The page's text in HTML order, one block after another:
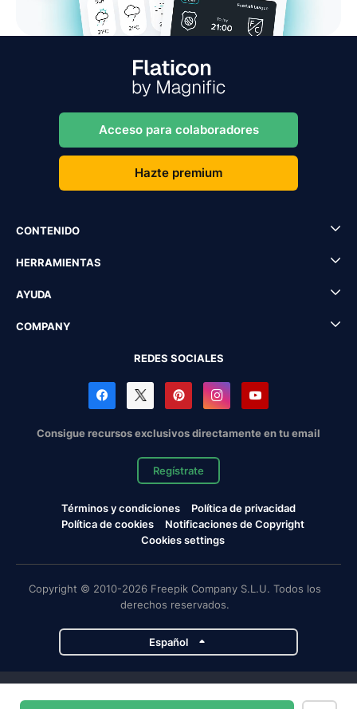
Acceso para colaboradores
Hazte premium
CONTENIDO
HERRAMIENTAS
AYUDA
COMPANY
REDES SOCIALES
Consigue recursos exclusivos directamente en tu email
Regístrate
Términos y condiciones
Política de privacidad
Política de cookies
Notificaciones de Copyright
Cookies settings
Copyright © 2010-2026 Freepik Company S.L.U. Todos los
derechos reservados.
Español